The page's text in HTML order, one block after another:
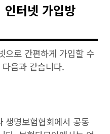
인터넷 가입방
으로 간편하게 가입할 수
음과 같습니다.
생명보험협회에서 공동